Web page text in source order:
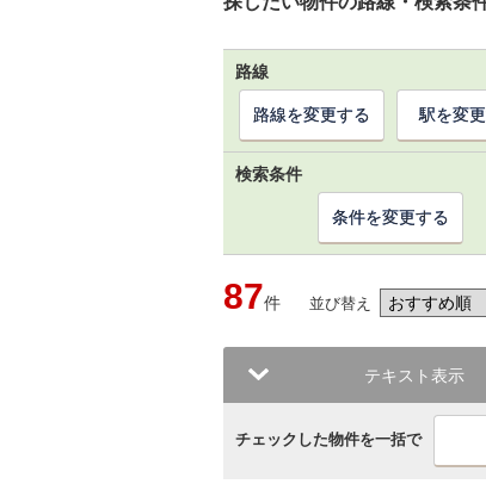
路線
路線を変更する 駅を変
検索条件
条件を変更する
87件 並び替え
テキスト表示
チェックした物件を一括で